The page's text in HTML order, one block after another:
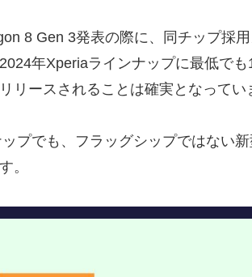
8 Gen 3発表の際に、同チップ採
年Xperiaラインナップに最低で
リースされることは確実となってい
プでも、フラッグシップではない
。